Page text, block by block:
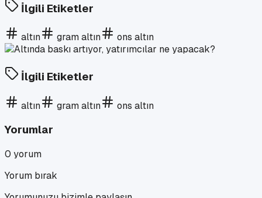
İlgili Etiketler
altın gram altın ons altın
İlgili Etiketler
altın gram altın ons altın
Yorumlar
0 yorum
Yorum bırak